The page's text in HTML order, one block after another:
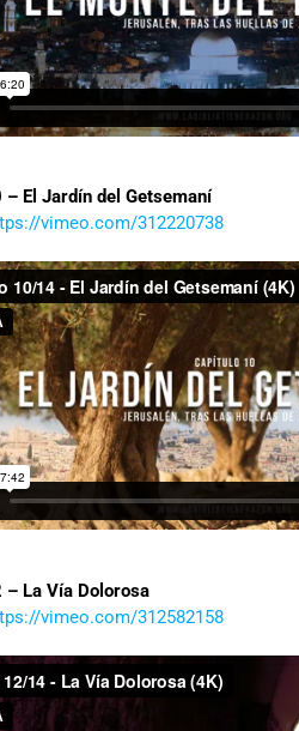
– El Jardín del Getsemaní
vimeo.com/312220738
– La Vía Dolorosa
vimeo.com/312582158